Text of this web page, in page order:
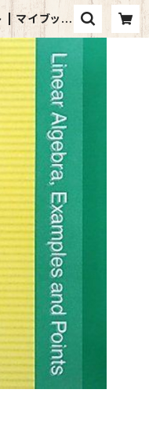
| マイブック
ーダー用)